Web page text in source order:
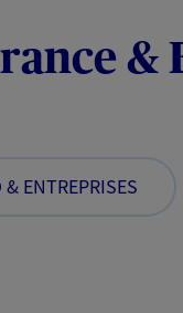
&
& ENTREPRISES